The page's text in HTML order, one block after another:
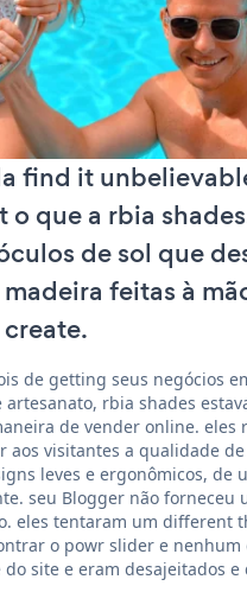
find it
o que a rbia
de sol que
feitas à
de getting seus negócios
artesanato, rbia shades
de vender online. eles
aos visitantes a qualidade de
leves e ergonômicos, de
seu Blogger não forneceu
eles tentaram um different
o powr slider e nenhum
site e eram desajeitados e